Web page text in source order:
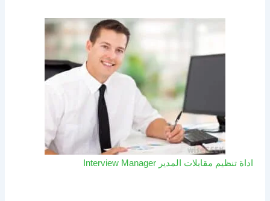
اداة تنظيم مقابلات المدير Interview Manager